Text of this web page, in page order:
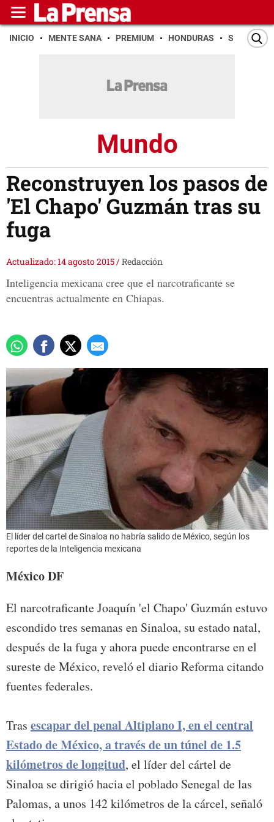
INICIO MENTE SANA PREMIUM HONDURAS SAN PEDRO
Mundo
Reconstruyen los pasos de
'El Chapo' Guzmán tras su
fuga
Actualizado: 14 agosto 2015/Redacción
Inteligencia mexicana cree que el narcotraficante se
encuentras actualmente en Chiapas.
El líder del cartel de Sinaloa no habría salido de México, según los
reportes de la Inteligencia mexicana
México DF
El narcotraficante Joaquín 'el Chapo' Guzmán estuvo
escondido tres semanas en Sinaloa, su estado natal,
después de la fuga y ahora puede encontrarse en el
sureste de México, reveló el diario Reforma citando
fuentes federales.
Tras escapar del penal Altiplano I, en el central
Estado de México, a través de un túnel de 1.5
kilómetros de longitud, el líder del cártel de
Sinaloa se dirigió hacia el poblado Senegal de las
Palomas, a unos 142 kilómetros de la cárcel, señaló